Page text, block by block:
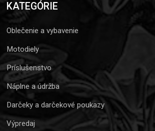
KATEGÓRIE
Oblečenie a vybavenie
Motodiely
Príslušenstvo
Náplne a údržba
Darčeky a darčekové poukazy
Výpredaj